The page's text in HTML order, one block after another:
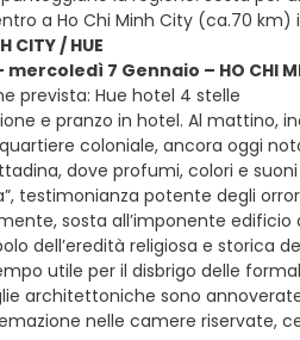
a Ho Chi Minh City (ca.70
CITY / HUE
7 Gennaio – HO CHI
prevista: Hue hotel 4 stelle
e pranzo in hotel. Al mattino,
coloniale, ancora oggi
dove profumi, colori e
testimonianza potente degli
sosta all’imponente
dell’eredità religiosa e storica
utile per il disbrigo delle
architettoniche sono annoverate
nelle camere riservate,